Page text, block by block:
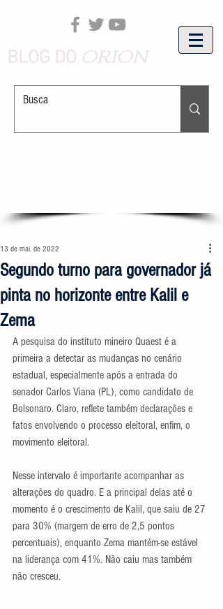
Segundo turno para governador já
pinta no horizonte entre Kalil e
Zema
13 de mai. de 2022
A pesquisa do instituto mineiro Quaest é a
primeira a detectar as mudanças no cenário
estadual, especialmente após a entrada do
senador Carlos Viana (PL), como candidato de
Bolsonaro. Claro, reflete também declarações e
fatos envolvendo o processo eleitoral, enfim, o
movimento eleitoral.
Nesse intervalo é importante acompanhar as
alterações do quadro. E a principal delas até o
momento é o crescimento de Kalil, que saiu de 27
para 30% (margem de erro de 2,5 pontos
percentuais), enquanto Zema mantém-se estável
na liderança com 41%. Não caiu mas também
não cresceu.